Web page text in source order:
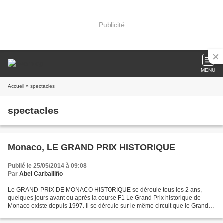
Publicité
MENU
Accueil » spectacles
spectacles
Monaco, LE GRAND PRIX HISTORIQUE
Publié le 25/05/2014 à 09:08
Par Abel Carballiño
Le GRAND-PRIX DE MONACO HISTORIQUE se déroule tous les 2 ans,
quelques jours avant ou après la course F1 Le Grand Prix historique de
Monaco existe depuis 1997. Il se déroule sur le même circuit que le Grand